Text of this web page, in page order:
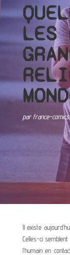
LES
par france-comics
Il existe
Celles-ci
l’humain en